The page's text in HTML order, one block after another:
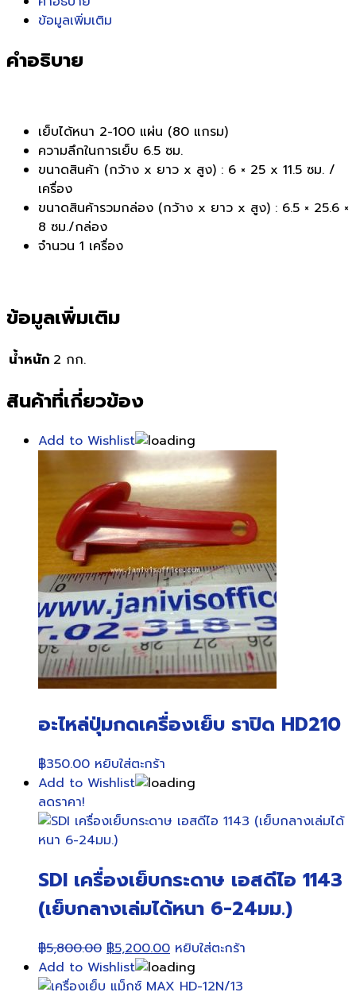
ข้อมูลเพิ่มเติม
คำอธิบาย
เย็บได้หนา 2-100 แผ่น (80 แกรม)
ความลึกในการเย็บ 6.5 ซม.
ขนาดสินค้า (กว้าง x ยาว x สูง) : 6 × 25 x 11.5 ซม. /
เครื่อง
ขนาดสินค้ารวมกล่อง (กว้าง x ยาว x สูง) : 6.5 × 25.6 ×
8 ซม./กล่อง
จำนวน 1 เครื่อง
ข้อมูลเพิ่มเติม
น้ำหนัก 2 กก.
สินค้าที่เกี่ยวข้อง
Add to Wishlist
อะไหล่ปุ่มกดเครื่องเย็บ ราปิด HD210
฿350.00 หยิบใส่ตะกร้า
Add to Wishlist
ลดราคา!
SDI เครื่องเย็บกระดาษ เอสดีไอ 1143
(เย็บกลางเล่มได้หนา 6-24มม.)
฿5,800.00 Original
price
was:
฿5,200.00Current
price
is:
หยิบใส่ตะกร้า
Add to Wishlist